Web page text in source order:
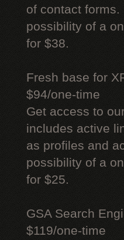
of contact
possibility of a
for $38.
Fresh base for
$94/one-time
Get access to
includes active
as profiles and
possibility of a
for $25.
GSA Search
$119/one-time